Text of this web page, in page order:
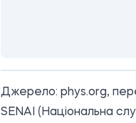
Джерело: phys.org,
SENAI (Національна